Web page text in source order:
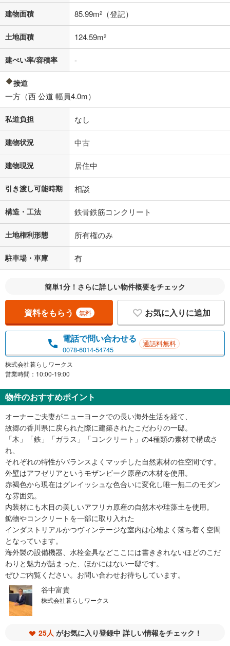
不動産会社に購入相談をする
閉じる
建物面積 85.99m2 （登記）
土地面積 124.59m2
建ぺい率/容積率 -
接道
一方（西 公道 幅員4.0m）
私道負担 なし
建物状況 中古
建物現況 居住中
引き渡し可能時期 相談
構造・工法 鉄骨鉄筋コンクリート
土地権利形態 所有権のみ
駐車場・車庫 有
簡単1分！さらに詳しい物件概要をチェック
資料をもらう 無料 お気に入りに追加
電話で問い合わせる
0078-6014-54745
通話料無料
株式会社暮らしワークス
営業時間：10:00-19:00
物件のおすすめポイント
オーナーご夫妻がニューヨークでの長い海外生活を経て、
故郷の香川県に戻られた際に建築されたこだわりの一邸。
「木」「鉄」「ガラス」「コンクリート」の4種類の素材で構成さ
れ、
それぞれの特性がバランスよくマッチした自然素材の住空間です。
外壁はアフゼリアというモザンビーク原産の木材を使用。
赤褐色から現在はグレイッシュな色合いに変化し唯一無二のモダン
な雰囲気。
内装材にも木目の美しいアフリカ原産の自然木や珪藻土を使用。
鉱物やコンクリートを一部に取り入れた
インダストリアルかつヴィンテージな室内は心地よく落ち着く空間
となっています。
海外製の設備機器、水栓金具などここには書ききれないほどのこだ
わりと魅力が詰まった、ほかにはない一邸です。
ぜひご内覧ください。お問い合わせお待ちしています。
谷中富貴
株式会社暮らしワークス
25人 がお気に入り登録中 詳しい情報をチェック！